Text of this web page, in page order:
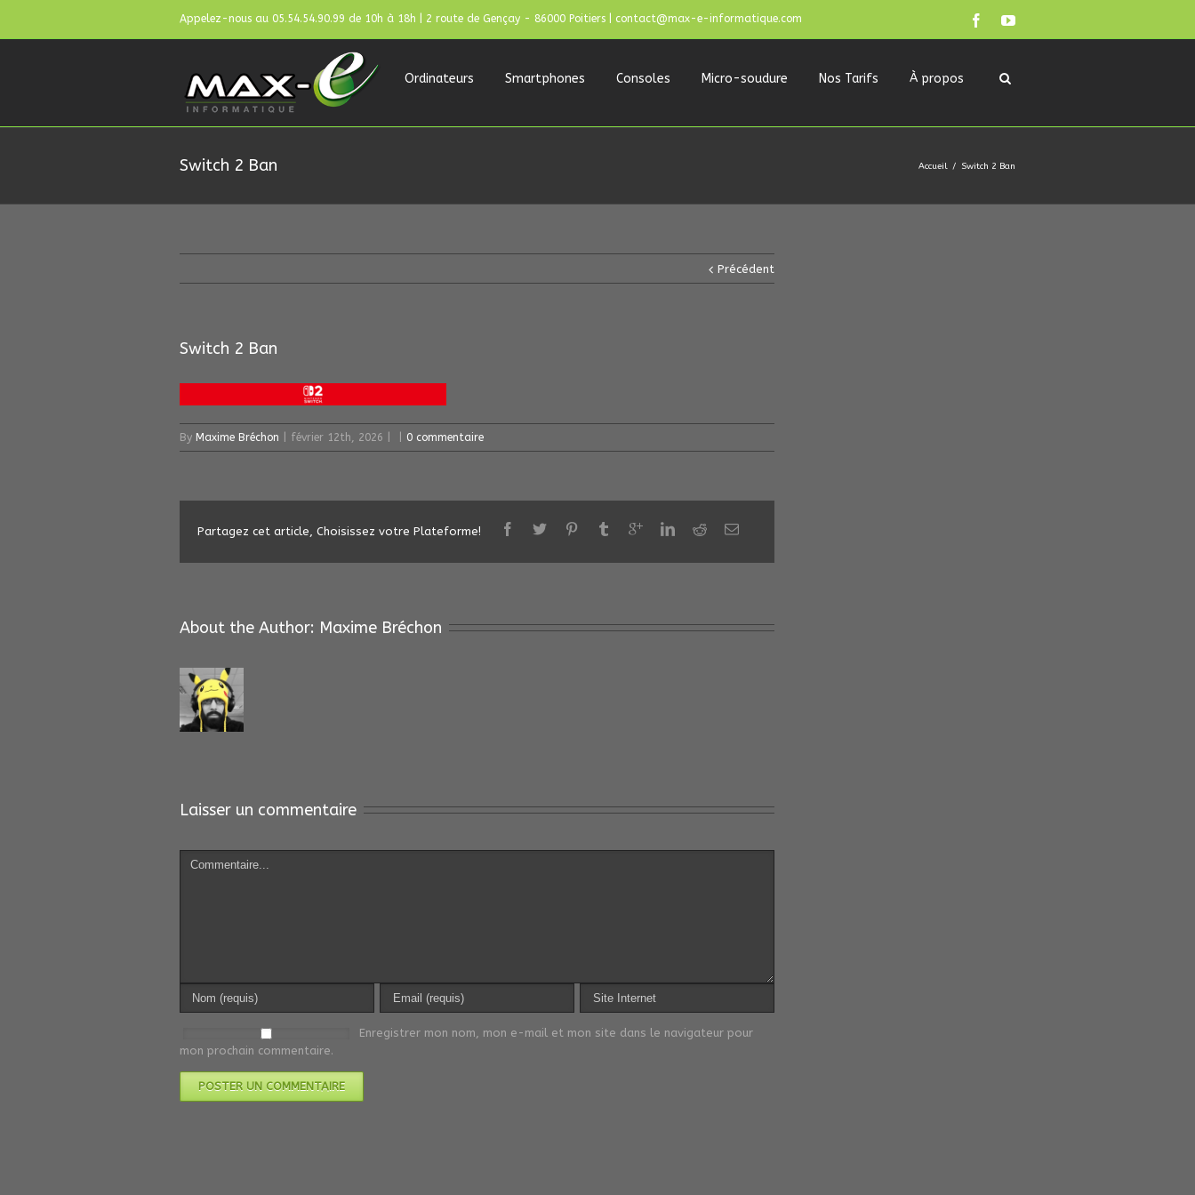
Appelez-nous au 05.54.54.90.99 de 10h à 18h | 2 route de Gençay - 86000 Poitiers | contact@max-e-informatique.com
Ordinateurs Smartphones Consoles Micro-soudure Nos Tarifs À propos
Switch 2 Ban Accueil Switch 2 Ban
Précédent
Switch 2 Ban
By Maxime Bréchon février 12th, 2026 0 commentaire
Partagez cet article, Choisissez votre Plateforme!
About the Author: Maxime Bréchon
Laisser un commentaire
Enregistrer mon nom, mon e-mail et mon site dans le navigateur pour
mon prochain commentaire.